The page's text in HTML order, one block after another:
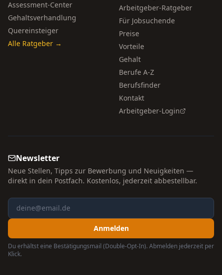
Assessment-Center
Gehaltsverhandlung
Quereinsteiger
Alle Ratgeber →
Arbeitgeber-Ratgeber
Für Jobsuchende
Preise
Vorteile
Gehalt
Berufe A-Z
Berufsfinder
Kontakt
Arbeitgeber-Login
Newsletter
Neue Stellen, Tipps zur Bewerbung und Neuigkeiten —
direkt in dein Postfach. Kostenlos, jederzeit abbestellbar.
Anmelden
Du erhältst eine Bestätigungsmail (Double-Opt-In). Abmelden jederzeit per
Klick.